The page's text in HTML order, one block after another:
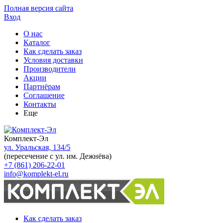
Полная версия сайта
Вход
О нас
Каталог
Как сделать заказ
Условия доставки
Производители
Акции
Партнёрам
Соглашение
Контакты
Еще
Комплект-Эл
ул. Уральская, 134/5
(пересечение с ул. им. Дежнёва)
+7 (861) 206-22-01
info@komplekt-el.ru
Как сделать заказ